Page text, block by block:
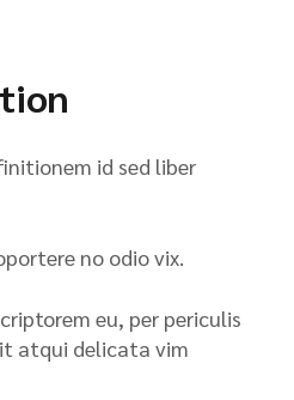
id sed liber
no odio vix.
eu, per periculis
atqui delicata vim